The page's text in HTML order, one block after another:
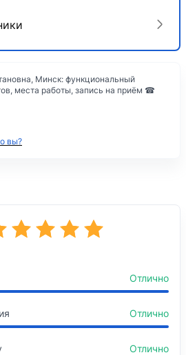
Минск: функциональный
места работы, запись на приём ☎
вы?
Отлично
Отлично
Отлично